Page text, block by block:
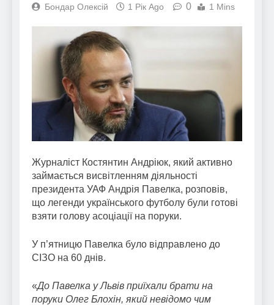
Бондар Олексій 1 Рік Ago 0 1 Mins
Журналіст Костянтин Андріюк, який активно
займається висвітленням діяльності
президента УАФ Андрія Павелка, розповів,
що легенди українського футболу були готові
взяти голову асоціації на поруки.
У п’ятницю Павелка було відправлено до
СІЗО на 60 днів.
«До Павелка у Львів приїхали брати на
поруки Олег Блохін, який невідомо чим